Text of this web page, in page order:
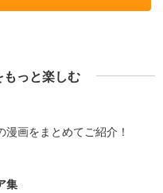
っと楽しむ
画をまとめてご紹介！
集